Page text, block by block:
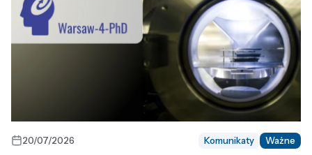
20/07/2026 Komunikaty Ważne